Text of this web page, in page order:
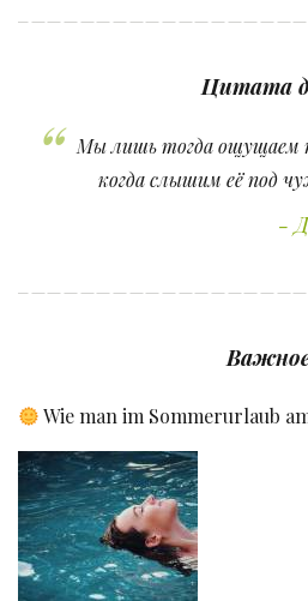
Цитата
Мы лишь тогда ощущаем
когда слышим её под
Wie man im Sommerurlaub